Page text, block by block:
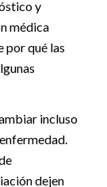
y
médica
por qué las
incluso
dejen